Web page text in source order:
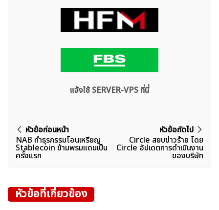
แจ้งใช้ SERVER-VPS ที่นี่
แนะแนว
เรื่อง
หัวข้อก่อนหน้า
NAB ทำธุรกรรมโอนเหรียญ
Stablecoin ข้ามพรมแดนเป็น
ครั้งแรก
หัวข้อถัดไป
Circle สยบข่าวร้าย โดย
Circle อัปเดตการดำเนินงาน
ของบริษัท
หัวข้อที่เกี่ยวข้อง